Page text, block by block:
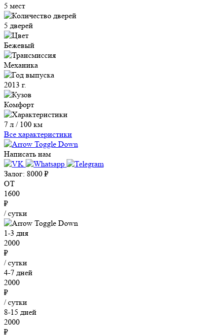
5 мест
5 дверей
Бежевый
Механика
2013 г.
Комфорт
7 л / 100 км
Все характеристики
Написать нам
Залог: 8000 ₽
ОТ
1600
₽
/ сутки
1-3 дня
2000
₽
/ сутки
4-7 дней
2000
₽
/ сутки
8-15 дней
2000
₽